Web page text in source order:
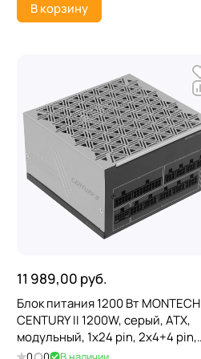
В корзину
11 989,00 руб.
Блок питания 1200 Вт MONTECH
CENTURY II 1200W, серый, ATX,
модульный, 1x24 pin, 2x4+4 pin,
6x6+2 pin, 16 pin (12V-2x6),